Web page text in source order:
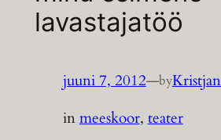
lavastajatöö
juuni 7, 2012—by
inmeeskoor, teater